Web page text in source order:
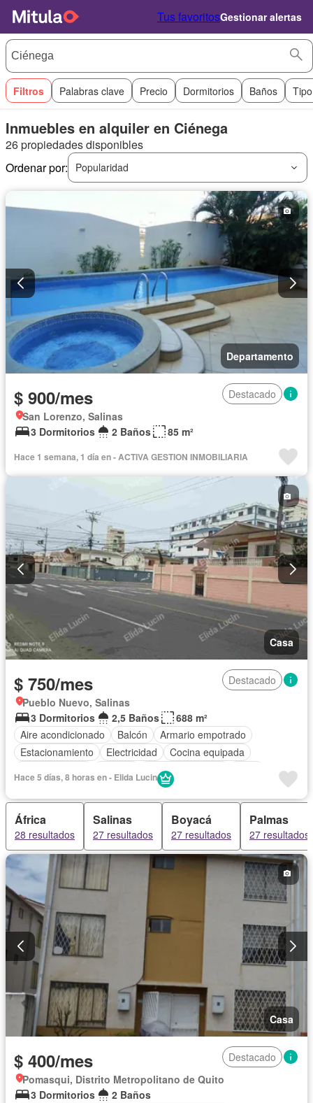
Tus favoritosGestionar alertas
Filtros Palabras clave Precio Dormitorios Baños
Inmuebles en alquiler en Ciénega
26 propiedades disponibles
Ordenar por:
Popularidad
Departamento
$ 900/mes
Destacado
San Lorenzo, Salinas
3 Dormitorios
2 Baños 85 m²
Hace 1 semana, 1 día en - ACTIVA GESTION INMOBILIARIA
Casa
$ 750/mes
Destacado
Pueblo Nuevo, Salinas
3 Dormitorios
2,5 Baños
688 m²
Aire acondicionado
Balcón
Armario empotrado
Estacionamiento
Electricidad
Cocina equipada
Vista panorámica
Solo familias
Completamente amoblado
Hace 5 días, 8 horas en - Elida Lucin
África
28 resultados
Salinas
27 resultados
Boyacá
27 resultados
Palmas
27 resultados
Casa
$ 400/mes
Destacado
Pomasqui, Distrito Metropolitano de Quito
3 Dormitorios
2 Baños